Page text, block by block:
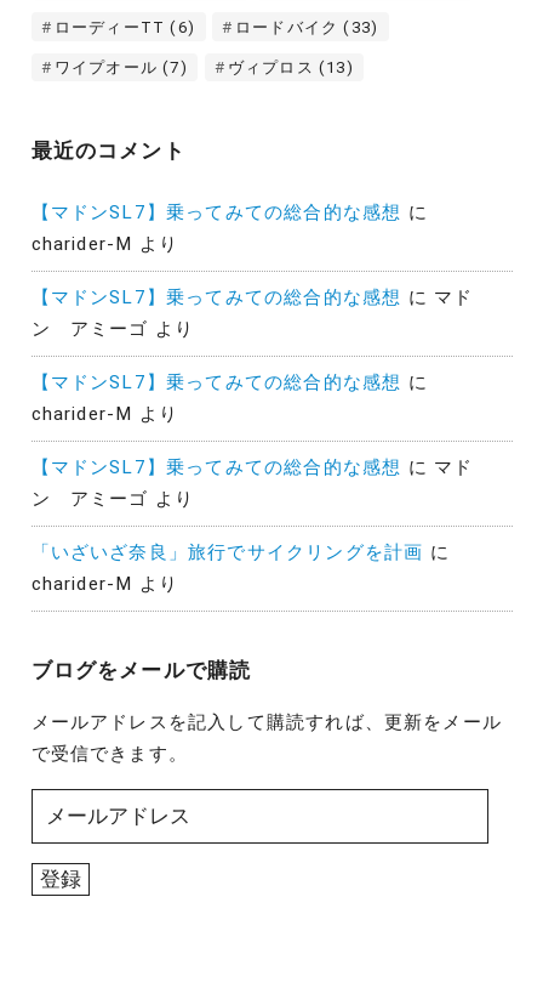
ローディーTT (6) ロードバイク (33)
ワイプオール (7) ヴィプロス (13)
最近のコメント
【マドンSL7】乗ってみての総合的な感想 に
charider-M
より
【マドンSL7】乗ってみての総合的な感想 に マド
ン アミーゴ より
【マドンSL7】乗ってみての総合的な感想 に
charider-M
より
【マドンSL7】乗ってみての総合的な感想 に マド
ン アミーゴ より
「いざいざ奈良」旅行でサイクリングを計画 に
charider-M
より
ブログをメールで購読
メールアドレスを記入して購読すれば、更新をメール
で受信できます。
ル
ア
登録